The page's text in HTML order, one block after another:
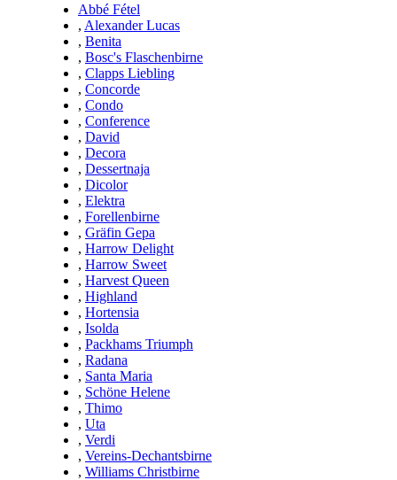
Abbé Fétel
, Alexander Lucas
, Benita
, Bosc's Flaschenbirne
, Clapps Liebling
, Concorde
, Condo
, Conference
, David
, Decora
, Dessertnaja
, Dicolor
, Elektra
, Forellenbirne
, Gräfin Gepa
, Harrow Delight
, Harrow Sweet
, Harvest Queen
, Highland
, Hortensia
, Isolda
, Packhams Triumph
, Radana
, Santa Maria
, Schöne Helene
, Thimo
, Uta
, Verdi
, Vereins-Dechantsbirne
, Williams Christbirne